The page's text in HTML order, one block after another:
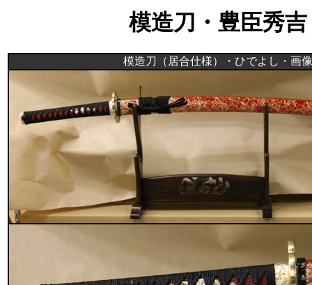
模造刀・豊臣秀吉
模造刀（居合仕様）・ひでよし・画像